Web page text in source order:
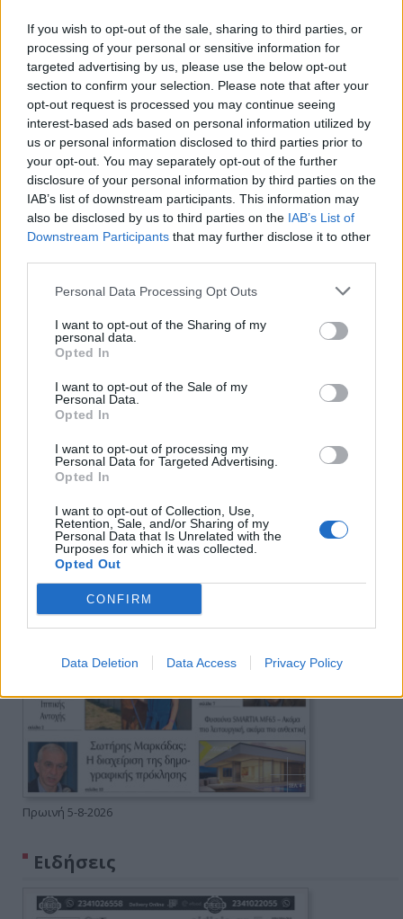
If you wish to opt-out of the sale, sharing to third parties, or
processing of your personal or sensitive information for
targeted advertising by us, please use the below opt-out
section to confirm your selection. Please note that after your
opt-out request is processed you may continue seeing
interest-based ads based on personal information utilized by
us or personal information disclosed to third parties prior to
your opt-out. You may separately opt-out of the further
disclosure of your personal information by third parties on the
IAB’s list of downstream participants. This information may
also be disclosed by us to third parties on the IAB’s List of
Downstream Participants that may further disclose it to other
Personal Data Processing Opt Outs
I want to opt-out of the Sharing of my
personal data.
Opted In
I want to opt-out of the Sale of my
Personal Data.
Opted In
I want to opt-out of processing my
Personal Data for Targeted Advertising.
Opted In
I want to opt-out of Collection, Use,
Retention, Sale, and/or Sharing of my
Personal Data that Is Unrelated with the
Purposes for which it was collected.
Opted Out
CONFIRM
Data Deletion Data Access Privacy Policy
Πρωινή
Πρωινή 5-8-2026
Ειδήσεις